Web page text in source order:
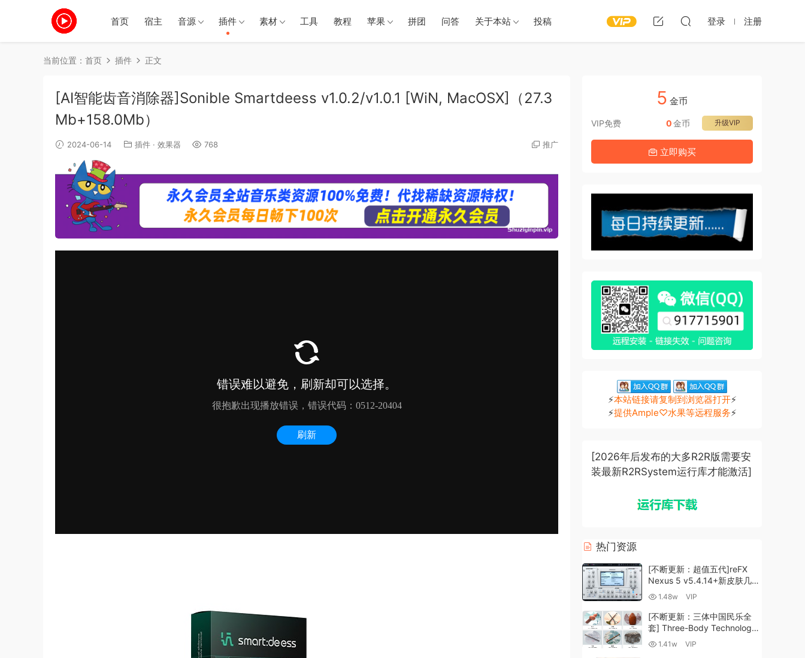
首页 宿主 音源 插件 素材 工具 教程 苹果 拼团 问答 关于本站 投稿 登录 注册
当前位置： 首页 插件 正文
[AI智能齿音消除器]Sonible Smartdeess v1.0.2/v1.0.1 [WiN, MacOSX]（27.3
Mb+158.0Mb）
2024-06-14 插件 · 效果器 768 推广
5 金币
VIP免费 升级VIP
0金币
立即购买
⚡本站链接请复制到浏览器打开⚡
⚡提供Ample♡水果等远程服务⚡
[2026年后发布的大多R2R版需要安
装最新R2RSystem运行库才能激活]
热门资源
[不断更新：超值五代]reFX
Nexus 5 v5.4.14+新皮肤几十
套+原厂+全套扩展+教程
1.48w VIP
[不断更新：三体中国民乐全
套] Three-Body Technology-
R2R [WiN, MacOSX]
1.41w VIP